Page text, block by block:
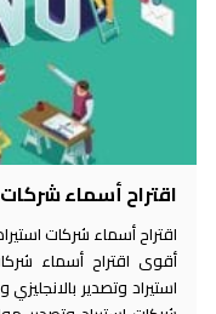
اقتراح أسماء
اقتراح أسماء شركات
أقوى اقتراح أسماء
استيراد وتصدير